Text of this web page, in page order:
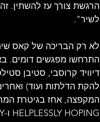
הרגשת צורך עז להשתין.
לשיר".
לא רק הבריכה של קאס
התרחשו מפגשים דומים.
דיוויד קרוסבי, סטיבן
להקת הדלתות ועוד)
המקפצה, אחז בגיטרת
HELPLESSLY HOPING ו-YOU DON'T HAVE TO CRY.